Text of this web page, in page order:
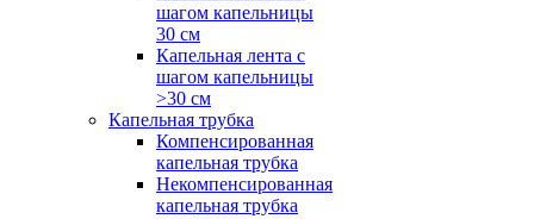
шагом капельницы
30 см
Капельная лента с
шагом капельницы
>30 см
Капельная трубка
Компенсированная
капельная трубка
Некомпенсированная
капельная трубка